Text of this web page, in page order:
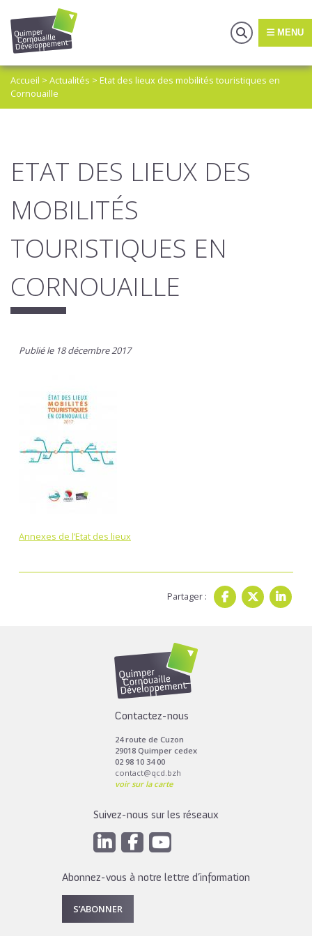
MENU
Accueil > Actualités > Etat des lieux des mobilités touristiques en
Cornouaille
ETAT DES LIEUX DES
MOBILITÉS
TOURISTIQUES EN
CORNOUAILLE
Publié le 18 décembre 2017
Annexes de l’Etat des lieux
Partager :
Contactez-nous
24 route de Cuzon
29018 Quimper cedex
02 98 10 34 00
contact@qcd.bzh
voir sur la carte
Suivez-nous sur les réseaux
Abonnez-vous à notre lettre d’information
S’ABONNER